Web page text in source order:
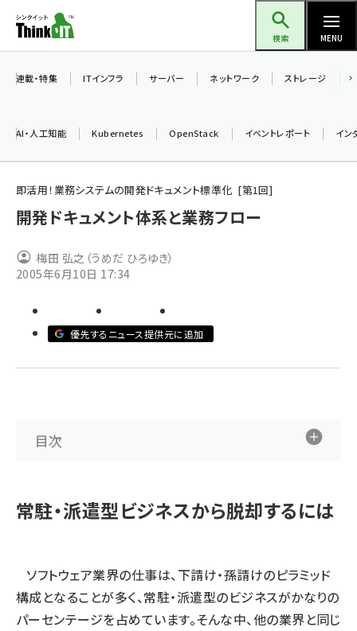
ン
ツ
検索 MENU
加藤銘のチーム貢献～仲間と築いた勝利の絆～ (2314)
北海道をのんびり旅する晴山佳須夫のヒント集！ (2034)
genai (1483)
連載・特集 ITインフラ サーバー ネットワーク ストレージ
AI・人工知能 Kubernetes OpenStack イベントレポート イン
即活用！業務システムの開発ドキュメント標準化 第1回
開発ドキュメント体系と業務フロー
梅田 弘之（うめだ ひろゆき）
2005年6月10日 17:34
優先するニュース提供元に追加
目次
常駐・派遣型ビジネスから脱却するには
ソフトウェア業界の仕事は、下請け・孫請けのピラミッド
構成となることが多く、常駐・派遣型のビジネスがかなりの
パーセンテージを占めています。そんな中、他の業界と同じ